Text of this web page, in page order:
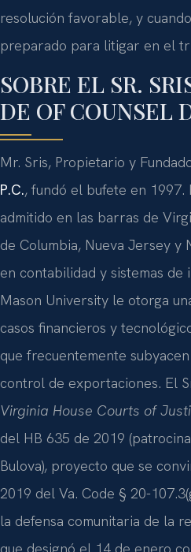
resolución favorable, y
preparado para litigar en el
SOBRE EL SR.
DE OF COUNSEL
Mr. Sris, Propietario y
P.C., fundó el bufete en 1997.
admitido en las barras de
de Columbia, Nueva Jersey y
en contabilidad y sistemas de
Mason University le otorga
casos financieros y
que frecuentemente
control de exportaciones. El
Virginia House Courts of
del HB 635 de 2019
Bulova), proyecto que se
2019 del Va. Code § 20-
la defensa comunitaria de la